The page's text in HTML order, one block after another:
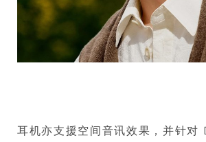
耳机亦支援空间音讯效果，并针对